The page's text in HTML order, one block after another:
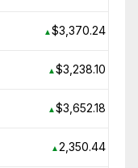
▲$3,370.24
▲$3,238.10
▲$3,652.18
▲2,350.44